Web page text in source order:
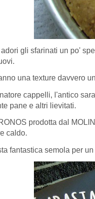
gli sfarinati un po'
una texture davvero
cappelli, l'antico
pane e altri lievitati.
prodotta dal
caldo.
fantastica semola per